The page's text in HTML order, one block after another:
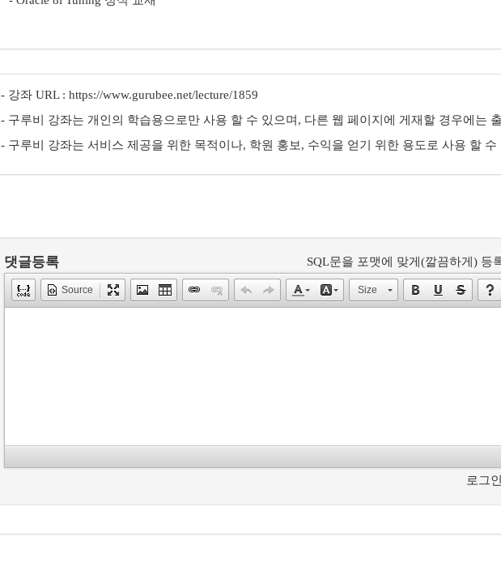
- 강좌 URL : https://www.gurubee.net/lecture/1859
- 구루비 강좌는 개인의 학습용으로만 사용 할 수 있으며, 다른 웹 페이지에 게재할 경우에는
- 구루비 강좌는 서비스 제공을 위한 목적이나, 학원 홍보, 수익을 얻기 위한 용도로 사용 할 수
댓글등록 SQL문을 포맷에 맞게(깔끔하게) 등
Source Size
로그